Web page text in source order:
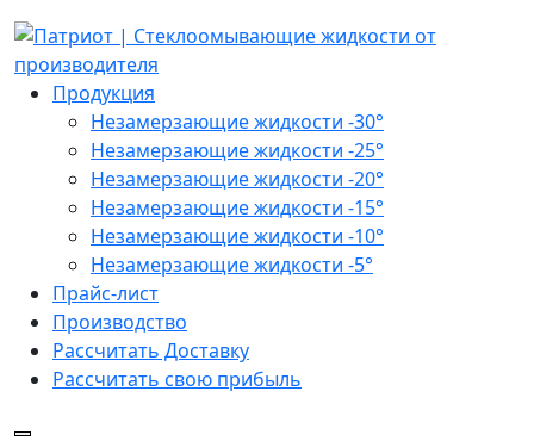
Продукция
Незамерзающие жидкости -30°
Незамерзающие жидкости -25°
Незамерзающие жидкости -20°
Незамерзающие жидкости -15°
Незамерзающие жидкости -10°
Незамерзающие жидкости -5°
Прайс-лист
Производство
Рассчитать Доставку
Рассчитать свою прибыль